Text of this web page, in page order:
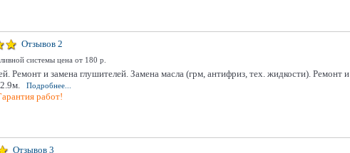
Отзывов 2
системы цена от 180 р.
Ремонт и замена глушителей. Замена масла (грм, антифриз, тех. жидкости).
Подробнее...
работ!
Отзывов 3